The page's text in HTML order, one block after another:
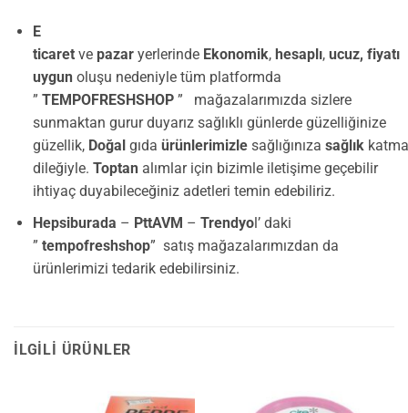
E
ticaretve pazaryerlerinde Ekonomik, hesaplı, ucuz, fiyatı
uygun oluşu nedeniyle tüm platformda
” TEMPOFRESHSHOP” mağazalarımızda sizlere
sunmaktan gurur duyarız sağlıklı günlerde güzelliğinize
güzellik, Doğal gıda ürünlerimizlesağlığınıza sağlık
dileğiyle. Toptan alımlar için bizimle iletişime geçebilir
ihtiyaç duyabileceğiniz adetleri temin edebiliriz.
Hepsiburada – PttAVM – Trendyol’ daki
” tempofreshshop” satış mağazalarımızdan da
ürünlerimizi tedarik edebilirsiniz.
İLGILI ÜRÜNLER